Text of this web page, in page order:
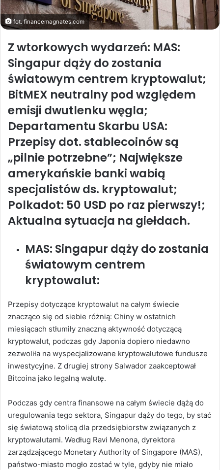
fot. financemagnates.com
Z wtorkowych wydarzeń: MAS:
Singapur dąży do zostania
światowym centrem kryptowalut;
BitMEX neutralny pod względem
emisji dwutlenku węgla;
Departamentu Skarbu USA:
Przepisy dot. stablecoinów są
„pilnie potrzebne”; Największe
amerykańskie banki wabią
specjalistów ds. kryptowalut;
Polkadot: 50 USD po raz pierwszy!;
Aktualna sytuacja na giełdach.
MAS: Singapur dąży do zostania
światowym centrem
kryptowalut:
Przepisy dotyczące kryptowalut na całym świecie
znacząco się od siebie różnią: Chiny w ostatnich
miesiącach stłumiły znaczną aktywność dotyczącą
kryptowalut, podczas gdy Japonia dopiero niedawno
zezwoliła na wyspecjalizowane kryptowalutowe fundusze
inwestycyjne. Z drugiej strony Salwador zaakceptował
Bitcoina jako legalną walutę.
Podczas gdy centra finansowe na całym świecie dążą do
uregulowania tego sektora, Singapur dąży do tego, by stać
się światową stolicą dla przedsiębiorstw związanych z
kryptowalutami. Według Ravi Menona, dyrektora
zarządzającego Monetary Authority of Singapore (MAS),
państwo-miasto mogło zostać w tyle, gdyby nie miało